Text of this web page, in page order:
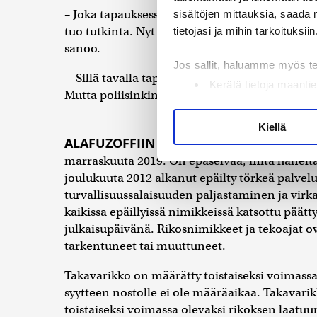
sisältöjen mittauksia, saada
tietojasi ja mihin tarkoituksiin.
Jos sallit, haluamme myös
Kerätä tietoja
Tunnistaa laitteesi
Lue lisää siitä, miten
Käytämme evästeitä
ja kävijämäärämme
kumppaneillemme tietoja
olet antanut heille tai joita
Kiellä
– Joka tapauksessa mitä olen
tuo tutkinta. Nyt alkaa olla pian peräseinä
sanoo.
– Sillä tavalla tapausta tunnen, että asian
Mutta poliisinkin voimavarat ovat mitä ovat.
ALAFUZOFFIIN
kohdistunutta
marraskuuta 2019. On epäselvää, mitä
joulukuuta 2012 alkanut epäilty törkeä
turvallisuussalaisuuden paljastaminen ja
kaikissa epäillyissä nimikkeissä katsottu
julkaisupäivänä. Rikosnimikkeet ja tekoajat
tarkentuneet tai muuttuneet.
Takavarikko on määrätty toistaiseksi
syytteen nostolle ei ole määräaikaa.
toistaiseksi voimassa olevaksi rikoksen